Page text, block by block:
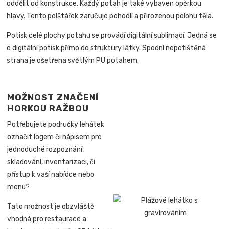
oddělit od konstrukce. Každý potah je také vybaven opěrkou
hlavy. Tento polštářek zaručuje pohodlí a přirozenou polohu těla.
Potisk celé plochy potahu se provádí digitální sublimací. Jedná se
o digitální potisk přímo do struktury látky. Spodní nepotištěná
strana je ošetřena světlým PU potahem.
MOŽNOST ZNAČENÍ
HORKOU RAŽBOU
Potřebujete područky lehátek
označit logem či nápisem pro
jednoduché rozpoznání,
skladování, inventarizaci, či
přístup k vaší nabídce nebo
menu?
Tato možnost je obzvláště
vhodná pro restaurace a